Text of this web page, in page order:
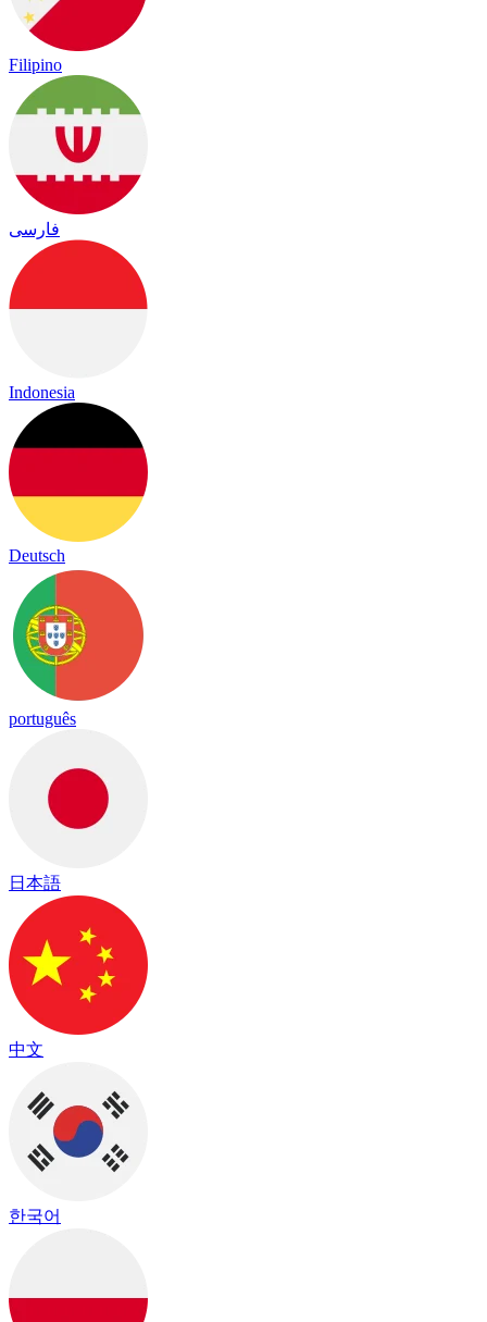
Filipino
فارسی
Indonesia
Deutsch
português
日本語
中文
한국어